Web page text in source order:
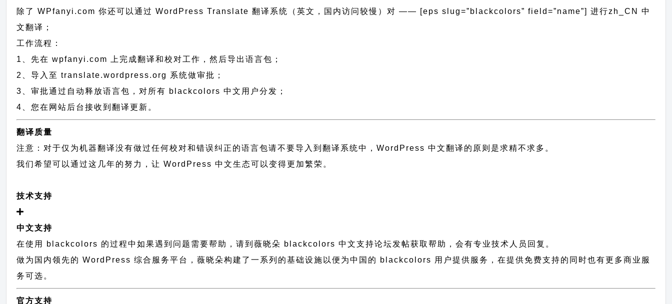
除了 WPfanyi.com 你还可以通过WordPress Translate 翻译系统（英文，国内访问较慢）对 —— [eps slug=”blackcolors” field=”name”]进行zh_CN
中
文翻译；
工作流程：
1、先在 wpfanyi.com 上完成翻译和校对工作，然后导出语言包；
2、导入至 translate.wordpress.org 系统做审批；
3、审批通过自动释放语言包，对所有 blackcolors 中文用户分发；
4、您在网站后台接收到翻译更新。
翻译质量
注意：对于仅为机器翻译没有做过任何校对和错误纠正的语言包请不要导入到翻译系统中，WordPress 中文翻译的原则 是求精不求多。
我们希望可以通过这几年的努力，让 WordPress 中文生态可以变得更加繁荣。
技术支持
中文支持
在使用 blackcolors 的过程中如果遇到问题需要帮助，请到薇晓朵 blackcolors 中文支持论坛发帖获取帮助，会有专业技术人员回复。
做为国内领先的 WordPress 综合服务平台，薇晓朵构建了一系列的基础设施以便为中国的 blackcolors 用户提供服务，在提供免费支持的同时也有更多商业服
务可选。
官方支持